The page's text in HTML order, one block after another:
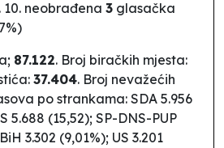
10. neobrađena 3 glasačka
87.122. Broj biračkih mjesta:
37.404. Broj nevažećih
po strankama: SDA 5.956
5.688 (15,52); SP-DNS-PUP
3.302 (9,01%); US 3.201